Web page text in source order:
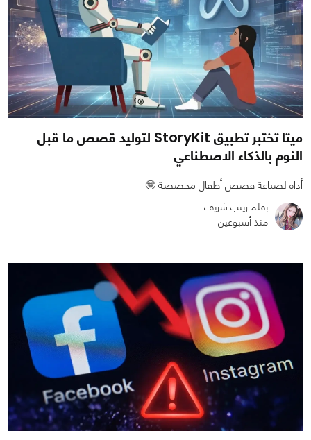
1048
ميتا تختبر تطبيق StoryKit لتوليد قصص ما قبل
النوم بالذكاء الاصطناعي
أداة لصناعة قصص أطفال مخصصة 🤓
بقلم زينب شريف
منذ أسبوعين